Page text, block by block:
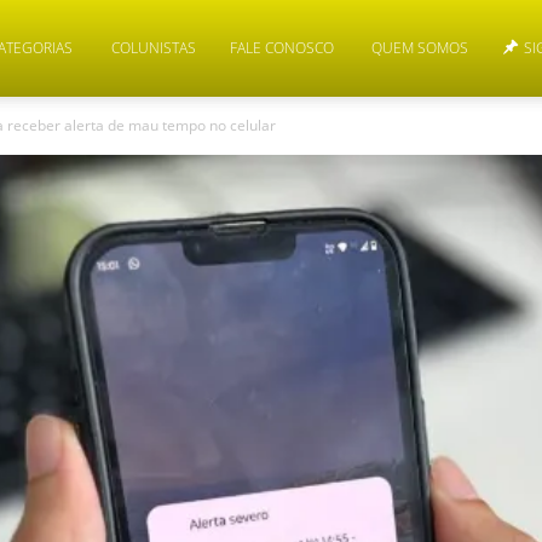
COLUNISTAS FALE CONOSCO QUEM SOMOS
receber alerta de mau tempo no celular